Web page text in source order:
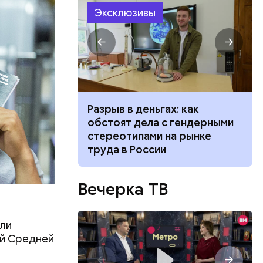
Средней
или
Не
и
Эксклюзивы
что стоит
жить
Разрыв в деньгах: как
обстоят дела с гендерными
стереотипами на рынке
труда в России
Вечерка ТВ